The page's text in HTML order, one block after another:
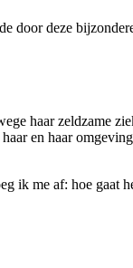
door deze
haar zeldzame
en haar
me af: hoe gaat